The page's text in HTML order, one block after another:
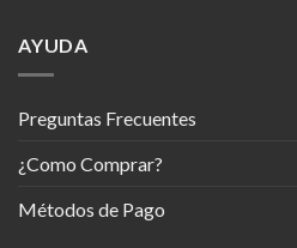
AYUDA
Preguntas Frecuentes
¿Como Comprar?
Métodos de Pago